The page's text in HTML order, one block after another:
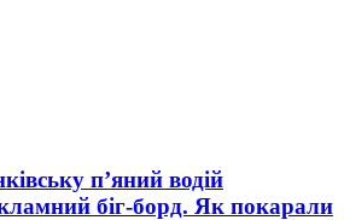
п’яний водій
біг-борд. Як покарали